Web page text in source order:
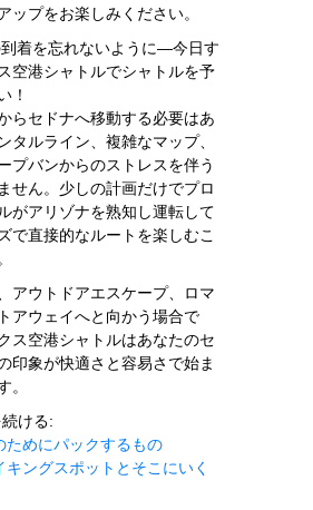
ップをお楽しみください。
到着を忘れないように—今日す
空港シャトルでシャトルを予
！
らセドナへ移動する必要はあ
タルライン、複雑なマップ、
プバンからのストレスを伴う
せん。少しの計画だけでプロ
がアリゾナを熟知し運転して
で直接的なルートを楽しむこ
アウトドアエスケープ、ロマ
アウェイへと向かう場合で
ス空港シャトルはあなたのセ
印象が快適さと容易さで始ま
。
ける:
ためにパックするもの
キングスポットとそこにいく